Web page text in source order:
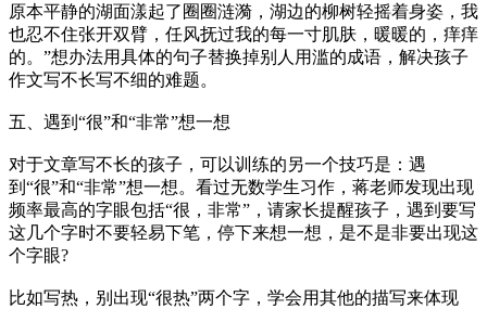
原本平静的湖面漾起了圈圈涟漪，湖边的柳树轻摇着身姿，我
也忍不住张开双臂，任风抚过我的每一寸肌肤，暖暖的，痒痒
的。”想办法用具体的句子替换掉别人用滥的成语，解决孩子
作文写不长写不细的难题。
五、遇到“很”和“非常”想一想
对于文章写不长的孩子，可以训练的另一个技巧是：遇
到“很”和“非常”想一想。看过无数学生习作，蒋老师发现出现
频率最高的字眼包括“很，非常”，请家长提醒孩子，遇到要写
这几个字时不要轻易下笔，停下来想一想，是不是非要出现这
个字眼?
比如写热，别出现“很热”两个字，学会用其他的描写来体现